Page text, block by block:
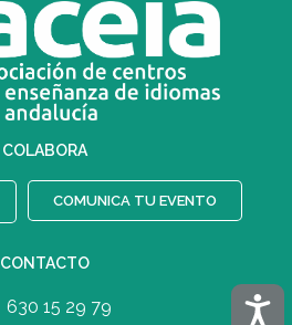
COLABORA
COMUNICA TU EVENTO
CONTACTO
630 15 29 79